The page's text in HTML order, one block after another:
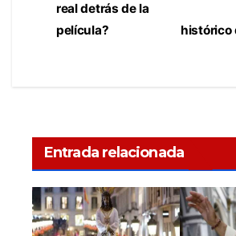
histórico
real detrás de la
película?
Entrada relacionada